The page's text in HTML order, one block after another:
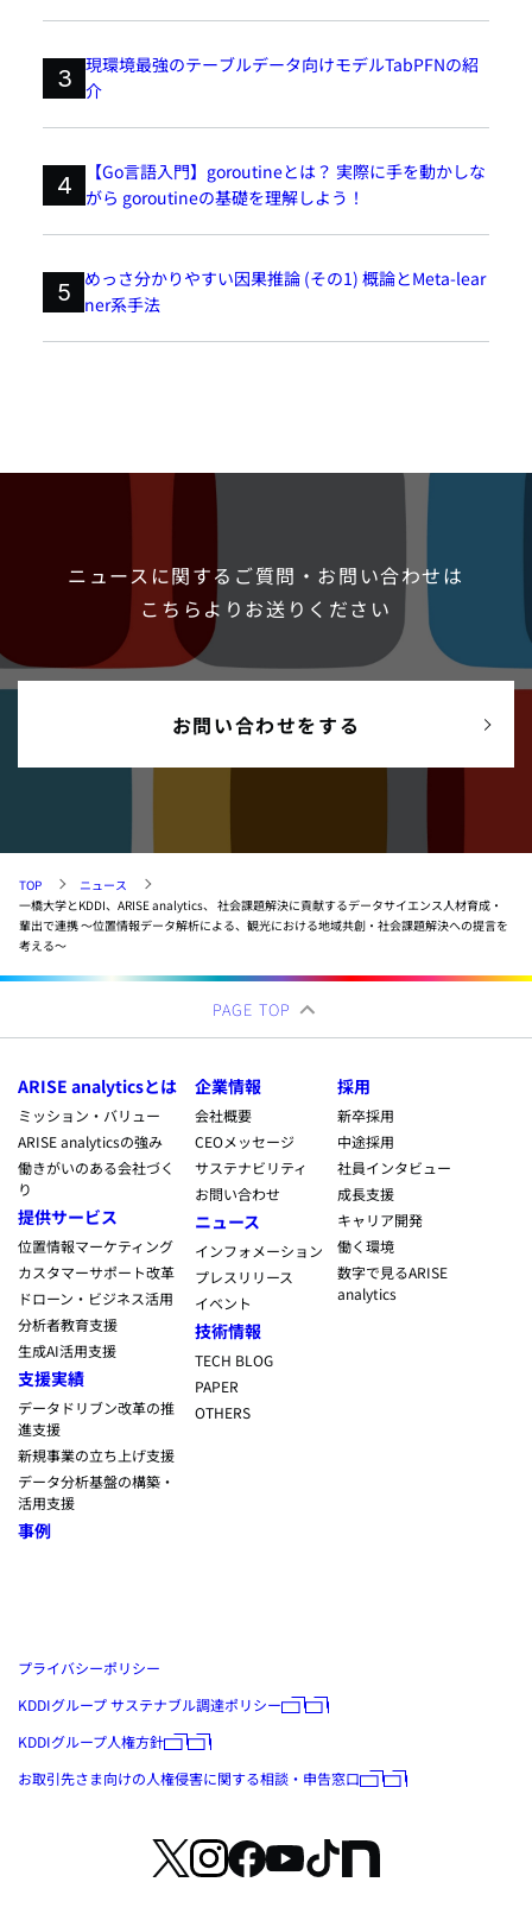
3 現環境最強のテーブルデータ向けモデルTabPFNの紹
介
4
【Go言語入門】goroutineとは？ 実際に手を動かしな
がら goroutineの基礎を理解しよう！
5
めっさ分かりやすい因果推論 (その1) 概論とMeta-lear
ner系手法
ニュースに関するご質問・お問い合わせは
こちらよりお送りください
お問い合わせをする
TOP
ニュース
一橋大学とKDDI、ARISE analytics、 社会課題解決に貢献するデータサイエンス人材育成・
輩出で連携 ～位置情報データ解析による、観光における地域共創・社会課題解決への提言を
考える～
PAGE TOP
プライバシーポリシー
KDDIグループ サステナブル調達ポリシー
KDDIグループ人権方針
お取引先さま向けの人権侵害に関する相談・申告窓口
ARISE analyticsとは
ミッション・バリュー
ARISE analyticsの強み
働きがいのある会社づく
り
提供サービス
位置情報マーケティング
カスタマーサポート改革
ドローン・ビジネス活用
分析者教育支援
生成AI活用支援
支援実績
データドリブン改革の推
進支援
新規事業の立ち上げ支援
データ分析基盤の構築・
活用支援
事例
企業情報
会社概要
CEOメッセージ
サステナビリティ
お問い合わせ
ニュース
インフォメーション
プレスリリース
イベント
技術情報
TECH BLOG
PAPER
OTHERS
採用
新卒採用
中途採用
社員インタビュー
成長支援
キャリア開発
働く環境
数字で見るARISE
analytics